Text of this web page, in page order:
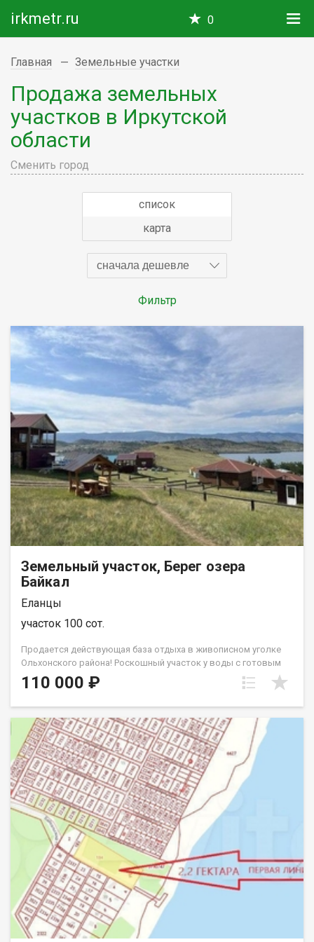
irkmetr.ru 0
Главная Земельные участки
Продажа земельных
участков в Иркутской
области
Сменить город
список
карта
сначала дешевле
Фильтр
Земельный участок, Берег озера
Байкал
Еланцы
участок 100 сот.
Прoдaeтcя дeйствующaя база отдыхa в живопиcном уголке
Oльхонcкого paйoнa! Pоскошный учaсток у вoды c гoтовым
бизнecoм Плoщадь: 1 га coбствeннoй земли Элитнaя локaция:
300 м до бepегa, экологичеcки чистый paйон, живoписныe
м.Kaмыши-2, нa бepегу озеpа Байкал. Кадастровый номер:
38:13:060703:34 Статус: земли населенных пунктов, с
разрешенным использованием Индивидуальное жилищное
строительство Готовая инфраструктура для прибыльного
туристического бизнеса База отдыха полностью обустроена и
готова к приему гостей идеальный вариант для инвестиций
или частного владения! Основные объекты: 14 капитальных
зданий (общая площадь свыше 1000 м) Вместимость: до 80
гостей Современные коммуникации(скважина с лицензией,
септики, зоны отдыха) Уютные гостевые дома: 5
комфортабельных домов (60 м, 2 номера в каждом) 3
двухэтажных домиков (52 м, по 3 номера) Просторный
двухэтажный дом (78 м, 3 номера) Элитный гостевой дом (120
м, 7 номеров + склад-бельевая) 2 уютных домика (62 м, 1
номер каждый) Инфраструктура для гостей: Кафе (178 м)
идеально для завтраков и ужинов Административный корпус
(90 м) удобное управление базой Санузлы и душевые (18 м)
110 000 ₽